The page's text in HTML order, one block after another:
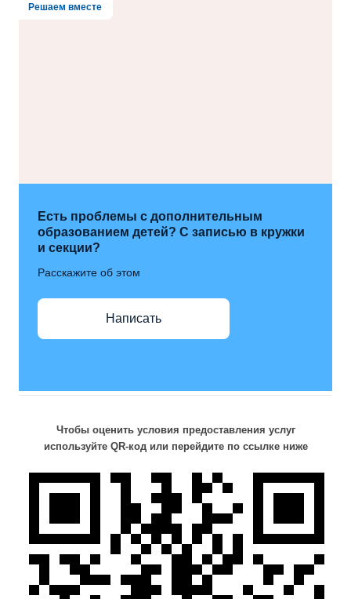
Решаем вместе
Есть проблемы с дополнительным
образованием детей? С записью в кружки
и секции?
Расскажите об этом
Написать
Чтобы оценить условия предоставления услуг
используйте QR-код или перейдите по ссылке ниже